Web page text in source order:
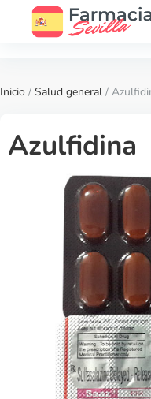
Inicio / Salud general /
Azulfidina